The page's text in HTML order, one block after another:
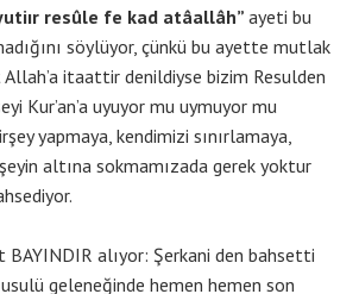
resûle fe kad atâallâh” ayeti bu
söylüyor, çünkü bu ayette mutlak
itaattir denildiyse bizim Resulden
Kur’an’a uyuyor mu uymuyor mu
yapmaya, kendimizi sınırlamaya,
altına sokmamızada gerek yoktur
BAYINDIR alıyor: Şerkani den bahsetti
geleneğinde hemen hemen son